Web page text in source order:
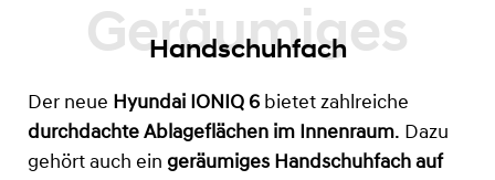
Handschuhfach
Der neue Hyundai IONIQ 6 bietet zahlreiche
durchdachte Ablageflächen im Innenraum. Dazu
gehört auch ein geräumiges Handschuhfach auf